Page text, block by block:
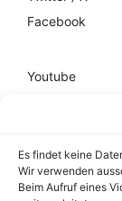
Es findet keine
Wir verwenden
Beim Aufruf eines
Facebook
Youtube
Impressum